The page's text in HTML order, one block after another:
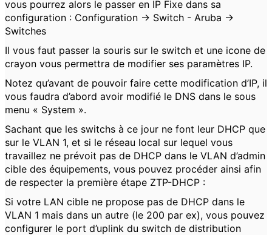
vous pourrez alors le passer en IP Fixe dans sa
configuration : Configuration -> Switch - Aruba ->
Switches
Il vous faut passer la souris sur le switch et une icone de
crayon vous permettra de modifier ses paramètres IP.
Notez qu’avant de pouvoir faire cette modification d’IP, il
vous faudra d’abord avoir modifié le DNS dans le sous
menu « System ».
Sachant que les switchs à ce jour ne font leur DHCP que
sur le VLAN 1, et si le réseau local sur lequel vous
travaillez ne prévoit pas de DHCP dans le VLAN d’admin
cible des équipements, vous pouvez procéder ainsi afin
de respecter la première étape ZTP-DHCP :
Si votre LAN cible ne propose pas de DHCP dans le
VLAN 1 mais dans un autre (le 200 par ex), vous pouvez
configurer le port d’uplink du switch de distribution